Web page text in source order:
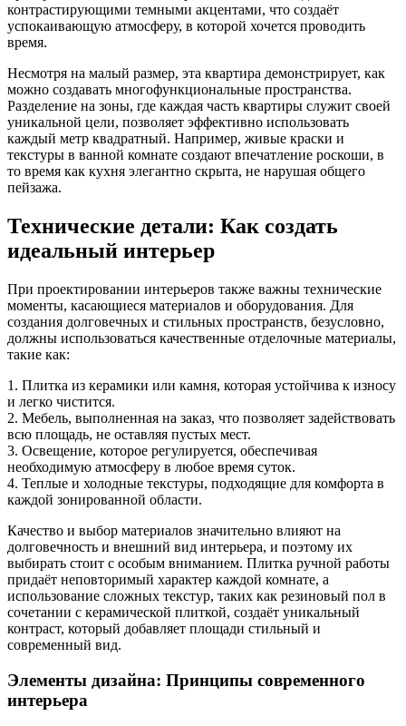
контрастирующими темными акцентами, что создаёт
успокаивающую атмосферу, в которой хочется проводить
время.
Несмотря на малый размер, эта квартира демонстрирует, как
можно создавать многофункциональные пространства.
Разделение на зоны, где каждая часть квартиры служит своей
уникальной цели, позволяет эффективно использовать
каждый метр квадратный. Например, живые краски и
текстуры в ванной комнате создают впечатление роскоши, в
то время как кухня элегантно скрыта, не нарушая общего
пейзажа.
Технические детали: Как создать
идеальный интерьер
При проектировании интерьеров также важны технические
моменты, касающиеся материалов и оборудования. Для
создания долговечных и стильных пространств, безусловно,
должны использоваться качественные отделочные материалы,
такие как:
1. Плитка из керамики или камня, которая устойчива к износу
и легко чистится.
2. Мебель, выполненная на заказ, что позволяет задействовать
всю площадь, не оставляя пустых мест.
3. Освещение, которое регулируется, обеспечивая
необходимую атмосферу в любое время суток.
4. Теплые и холодные текстуры, подходящие для комфорта в
каждой зонированной области.
Качество и выбор материалов значительно влияют на
долговечность и внешний вид интерьера, и поэтому их
выбирать стоит с особым вниманием. Плитка ручной работы
придаёт неповторимый характер каждой комнате, а
использование сложных текстур, таких как резиновый пол в
сочетании с керамической плиткой, создаёт уникальный
контраст, который добавляет площади стильный и
современный вид.
Элементы дизайна: Принципы современного
интерьера